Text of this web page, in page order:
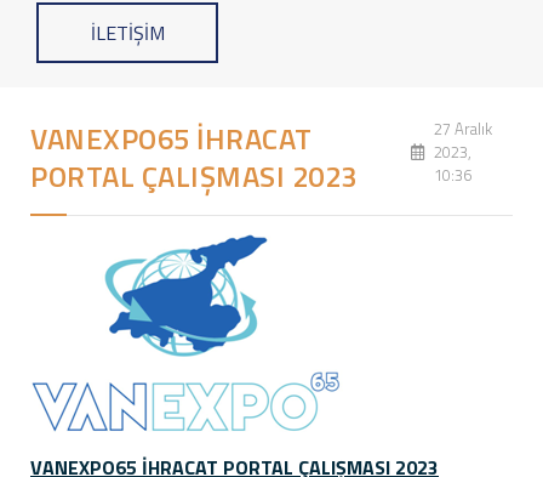
İLETİŞİM
VANEXPO65 İHRACAT
PORTAL ÇALIŞMASI 2023
27 Aralık
2023,
10:36
VANEXPO65 İHRACAT PORTAL ÇALIŞMASI 2023